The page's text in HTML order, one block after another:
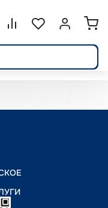
Сравнение.
СписокВойти или